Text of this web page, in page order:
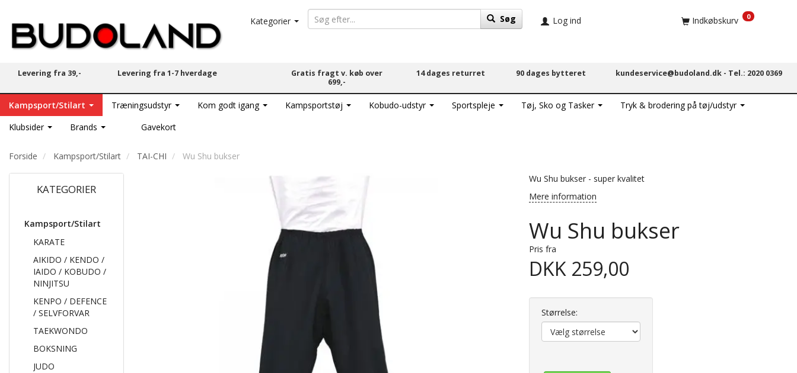
Kategorier Søg Log ind Indkøbskurv 0
Levering fra 39,- Levering fra 1-7 hverdage
Gratis fragt v. køb over
699,-
14 dages returret 90 dages bytteret kundeservice@budoland.dk - Tel.: 2020 0369
Kampsport/Stilart Træningsudstyr Kom godt igang Kampsportstøj Kobudo-udstyr Sportspleje Tøj, Sko og Tasker
Tryk & brodering på tøj/udstyr
Klubsider
Brands Gavekort
Forside Kampsport/Stilart TAI-CHI Wu Shu bukser
KATEGORIER
Kampsport/Stilart
KARATE
AIKIDO / KENDO /
IAIDO / KOBUDO /
NINJITSU
KENPO / DEFENCE
/ SELVFORVAR
TAEKWONDO
BOKSNING
JUDO
Wu Shu bukser - super kvalitet
Mere information
Wu Shu bukser
Pris fra
DKK 259,00
Størrelse: